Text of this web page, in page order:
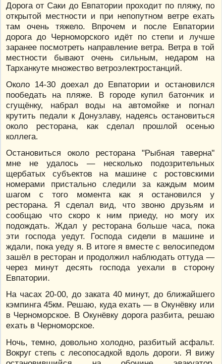
Дорога от Саки до Евпатории проходит по пляжу, по
открытой местности и при непопутном ветре ехать
там очень тяжело. Впрочем и после Евпатории
дорога до Черноморского идёт по степи и лучше
заранее посмотреть направление ветра. Ветра в той
местности бывают очень сильным, недаром на
Тарханкуте множество ветроэлектростанций.
Около 14-30 доехал до Евпатории и остановился
пообедать на пляже. В городе купил батончик и
сгущёнку, набрал воды на автомойке и погнал
крутить педали к Донузлаву, надеясь остановиться
около ресторана, как сделал прошлой осенью
коллега.
Остановиться около ресторана "Рыбная таверна"
мне не удалось — несколько подозрительных
щербатых субъектов на машине с ростовскими
номерами пристально следили за каждым моим
шагом с того момента как я остановился у
ресторана. Я сделал вид, что звоню друзьям и
сообщаю что скоро к ним приеду, но могу их
подождать. Ждал у ресторана больше часа, пока
эти господа уедут. Господа сидели в машине и
ждали, пока уеду я. В итоге я вместе с велосипедом
зашёл в ресторан и продолжил наблюдать оттуда —
через минут десять господа уехали в сторону
Евпатории.
На часах 20-00, до заката 40 минут, до ближайшего
кэмпинга 45км. Решаю, куда ехать — в Окунёвку или
в Черноморское. В Окунёвку дорога разбита, решаю
ехать в Черноморское.
Ночь, темно, довольно холодно, разбитый асфальт.
Вокруг степь с лесопосадкой вдоль дороги. Я вижу